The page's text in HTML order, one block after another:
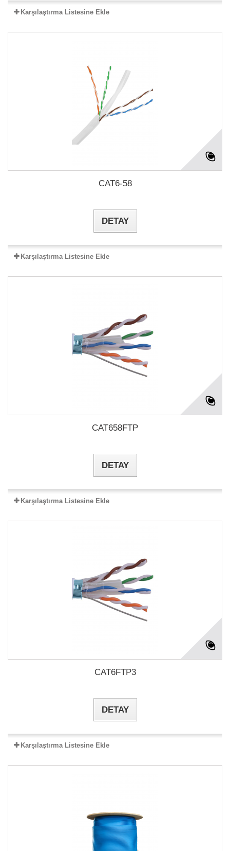
Karşılaştırma Listesine Ekle
CAT6-58
DETAY
Karşılaştırma Listesine Ekle
CAT658FTP
DETAY
Karşılaştırma Listesine Ekle
CAT6FTP3
DETAY
Karşılaştırma Listesine Ekle